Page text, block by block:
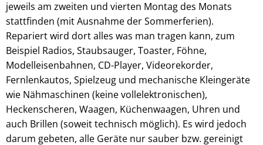
jeweils am zweiten und vierten Montag des Monats
stattfinden (mit Ausnahme der Sommerferien).
Repariert wird dort alles was man tragen kann, zum
Beispiel Radios, Staubsauger, Toaster, Föhne,
Modelleisenbahnen, CD-Player, Videorekorder,
Fernlenkautos, Spielzeug und mechanische Kleingeräte
wie Nähmaschinen (keine vollelektronischen),
Heckenscheren, Waagen, Küchenwaagen, Uhren und
auch Brillen (soweit technisch möglich). Es wird jedoch
darum gebeten, alle Geräte nur sauber bzw. gereinigt